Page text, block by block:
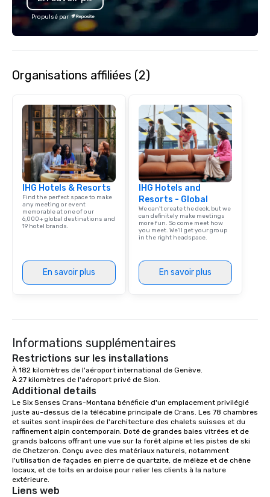
worldwide through state-of-the-art
technologies, human touch and
advanced quality assurance protocol.
transfers, roadshows, long distance
statuses and partner evaluation
protocols are some of the Limos4
products that bring necessary
flexibility and seamlessness in
today’s fast-paced world.
Propulsé par
Organisations affiliées (2)
IHG Hotels & Resorts
Find the perfect space to make
any meeting or event
memorable at one of our
6,000+ global destinations and
19 hotel brands.
En savoir plus
IHG Hotels and
Resorts - Global
We can't create the deck, but we
can definitely make meetings
more fun. So come meet how
you meet. We'll get your group
in the right headspace.
En savoir plus
Informations supplémentaires
Restrictions sur les installations
À 182 kilomètres de l'aéroport international de Genève.
À 27 kilomètres de l'aéroport privé de Sion.
Additional details
Le Six Senses Crans-Montana bénéficie d'un emplacement privilégié
juste au-dessus de la télécabine principale de Crans. Les 78 chambres
et suites sont inspirées de l'architecture des chalets suisses et du
raffinement alpin contemporain. Doté de grandes baies vitrées et de
grands balcons offrant une vue sur la forêt alpine et les pistes de ski
de Chetzeron. Conçu avec des matériaux naturels, notamment
l'utilisation de façades en pierre de quartzite, de mélèze et de chêne
locaux, et de toits en ardoise pour relier les clients à la nature
extérieure.
Liens web